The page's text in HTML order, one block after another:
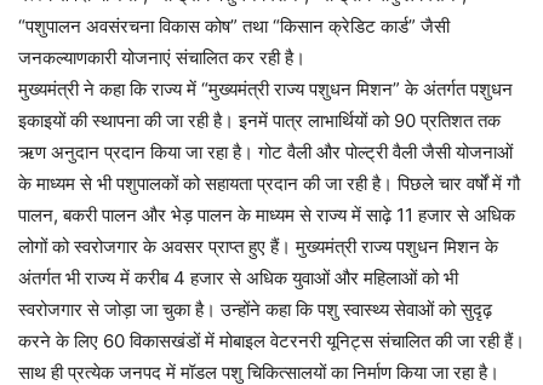
“पशुपालन अवसंरचना विकास कोष” तथा “किसान क्रेडिट कार्ड” जैसी
जनकल्याणकारी योजनाएं संचालित कर रही है।
मुख्यमंत्री ने कहा कि राज्य में “मुख्यमंत्री राज्य पशुधन मिशन” के अंतर्गत पशुधन
इकाइयों की स्थापना की जा रही है। इनमें पात्र लाभार्थियों को 90 प्रतिशत तक
ऋण अनुदान प्रदान किया जा रहा है। गोट वैली और पोल्ट्री वैली जैसी योजनाओं
के माध्यम से भी पशुपालकों को सहायता प्रदान की जा रही है। पिछले चार वर्षों में गौ
पालन, बकरी पालन और भेड़ पालन के माध्यम से राज्य में साढ़े 11 हजार से अधिक
लोगों को स्वरोजगार के अवसर प्राप्त हुए हैं। मुख्यमंत्री राज्य पशुधन मिशन के
अंतर्गत भी राज्य में करीब 4 हजार से अधिक युवाओं और महिलाओं को भी
स्वरोजगार से जोड़ा जा चुका है। उन्होंने कहा कि पशु स्वास्थ्य सेवाओं को सुदृढ़
करने के लिए 60 विकासखंडों में मोबाइल वेटरनरी यूनिट्स संचालित की जा रही हैं।
साथ ही प्रत्येक जनपद में मॉडल पशु चिकित्सालयों का निर्माण किया जा रहा है।